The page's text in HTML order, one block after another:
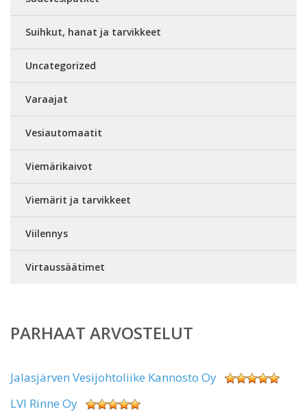
Suihkut, hanat ja tarvikkeet
Uncategorized
Varaajat
Vesiautomaatit
Viemärikaivot
Viemärit ja tarvikkeet
Viilennys
Virtaussäätimet
PARHAAT ARVOSTELUT
Jalasjärven Vesijohtoliike Kannosto Oy
LVI Rinne Oy